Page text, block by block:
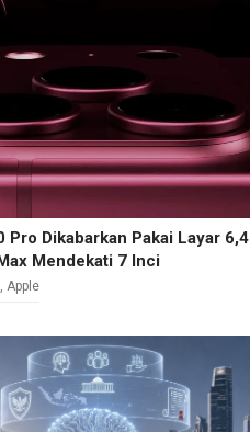
Pro Dikabarkan Pakai Layar 6,4
Mendekati 7 Inci
,Apple